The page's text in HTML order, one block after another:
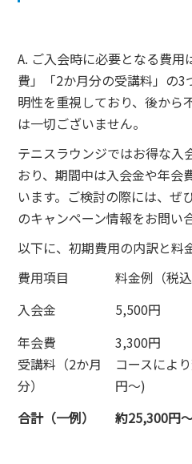
A. ご入会時に必要となる費
費」「2か月分の受講料」の3
明性を重視しており、後から
は一切ございません。
テニスラウンジではお得な入
おり、期間中は入会金や年会
います。ご検討の際には、ぜ
のキャンペーン情報をお問い
以下に、初期費用の内訳と料
費用項目
料金例（税込
入会金
5,500円
年会費
3,300円
受講料（2か月
分）
コースによ
円～)
合計（一例）
約25,300円